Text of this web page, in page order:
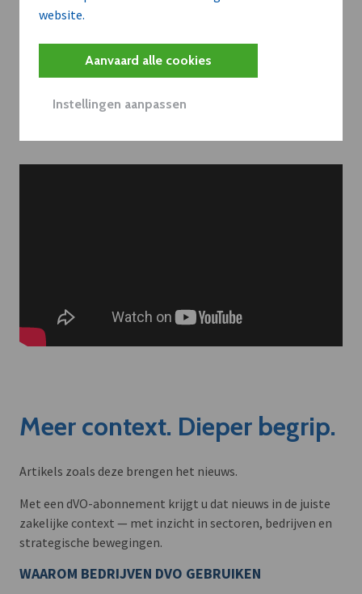
website.
Aanvaard alle cookies
Instellingen aanpassen
Meer context. Dieper begrip.
Artikels zoals deze brengen het nieuws.
Met een dVO-abonnement krijgt u dat nieuws in de juiste
zakelijke context — met inzicht in sectoren, bedrijven en
strategische bewegingen.
WAAROM BEDRIJVEN DVO GEBRUIKEN